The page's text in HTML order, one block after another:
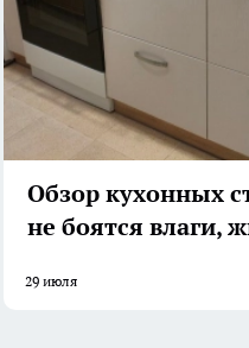
Обзор кухонных
не боятся влаги,
29 июля